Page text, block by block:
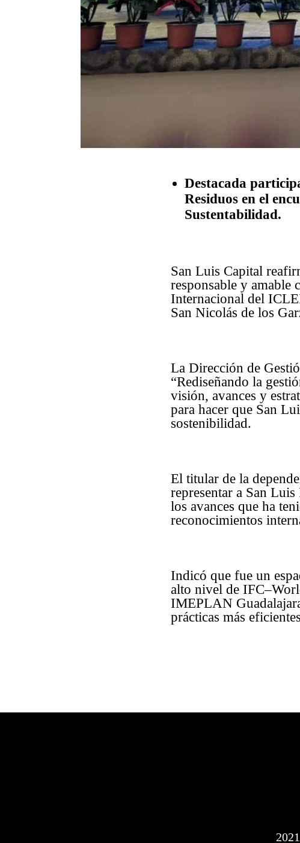
Destacada
Residuos en el
Sustentabilidad.
San Luis Capital
responsable y amable
Internacional del
San Nicolás de los
La Dirección de
“Rediseñando la
visión, avances y
para hacer que San
sostenibilidad.
El titular de la
representar a San
los avances que ha
reconocimientos
Indicó que fue un
alto nivel de
IMEPLAN
prácticas más